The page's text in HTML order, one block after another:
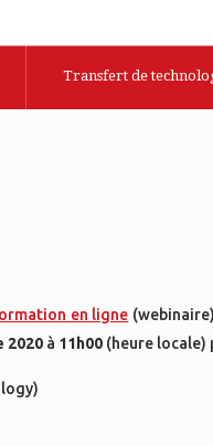
Transfert de
en ligne
2020 à 11h00 (heure locale)